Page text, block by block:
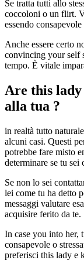
Se tratta tutti allo
coccoloni o un flirt.
essendo
Anche essere certo
convincing your self
tempo. È vitale
Are this lady
alla tua ?
in realtà tutto
alcuni casi. Questi
potrebbe fare misto
determinare se tu sei
Se non lo sei
lei come tu ha detto
messaggi valutare
acquisire ferito da te.
In case you into her,
consapevole o
preferisci this lady e